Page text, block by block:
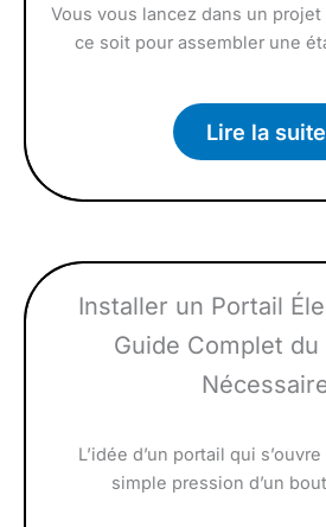
Vous vous lancez dans un projet
ce soit pour assembler une
Lire la suite
Installer un Portail
Guide Complet
L’idée d’un portail qui
simple pression d’un